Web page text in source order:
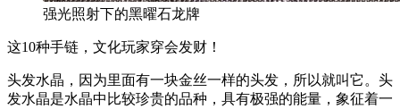
强光照射下的黑曜石龙牌
这10种手链，文化玩家穿会发财！
头发水晶，因为里面有一块金丝一样的头发，所以就叫它。头
发水晶是水晶中比较珍贵的品种，具有极强的能量，象征着一